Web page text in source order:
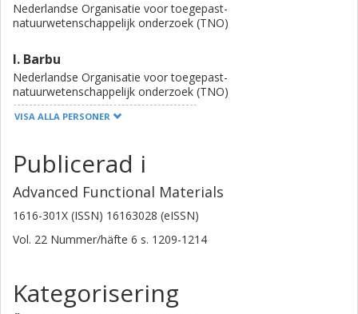
Nederlandse Organisatie voor toegepast-
natuurwetenschappelijk onderzoek (TNO)
I. Barbu
Nederlandse Organisatie voor toegepast-
natuurwetenschappelijk onderzoek (TNO)
natuurwetenschappelijk onderzoek (TNO)
K. Myny
Interuniversity Micro-Electronics Center at Leuven
G. H. Gelinck
VISA ALLA PERSONER
Publicerad i
Advanced Functional Materials
1616-301X (ISSN) 16163028 (eISSN)
Vol. 22 Nummer/häfte 6 s. 1209-1214
Kategorisering